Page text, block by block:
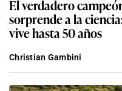
El verdadero
sorprende a la
vive hasta 50 años
Christian Gambini